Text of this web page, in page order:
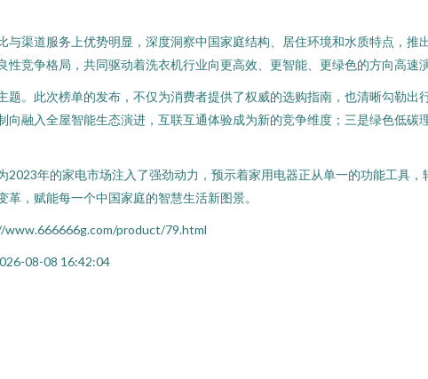
渠道服务上优势明显，深度洞察中国家庭结构、居住环境和水质特点，推
竞争格局，共同驱动着洗衣机行业向更高效、更智能、更绿色的方向高速演
。此次榜单的发布，不仅为消费者提供了权威的选购指南，也清晰勾勒出
融入全屋智能生态演进，互联互通体验成为新的竞争维度；三是绿色低碳
年的家电市场注入了强劲动力，预示着家用电器正从单一的功能工具，
，赋能每一个中国家庭的智慧生活新图景。
product/79.html
08-08 16:42:04